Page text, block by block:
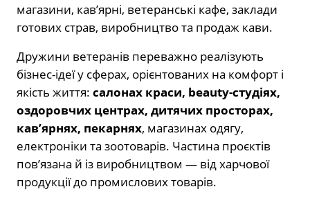
магазини, кав’ярні, ветеранські кафе, заклади
готових страв, виробництво та продаж кави.
Дружини ветеранів переважно реалізують
бізнес-ідеї у сферах, орієнтованих на комфорт і
якість життя: салонах краси, beauty-студіях,
оздоровчих центрах, дитячих просторах,
кав’ярнях, пекарнях, магазинах одягу,
електроніки та зоотоварів. Частина проєктів
пов’язана й із виробництвом — від харчової
продукції до промислових товарів.